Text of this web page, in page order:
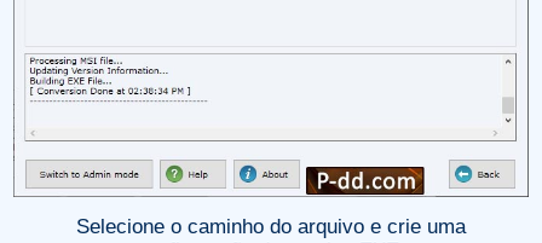
Selecione o caminho do arquivo e crie uma